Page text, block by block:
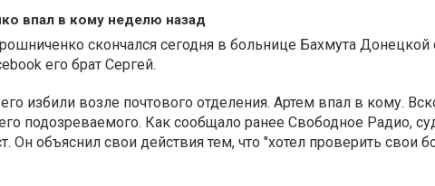
впал в кому неделю назад
скончался сегодня в больнице Бахмута Донецкой
его брат Сергей.
избили возле почтового отделения. Артем впал в кому.
подозреваемого. Как сообщало ранее Свободное Радио,
Он объяснил свои действия тем, что "хотел проверить свои